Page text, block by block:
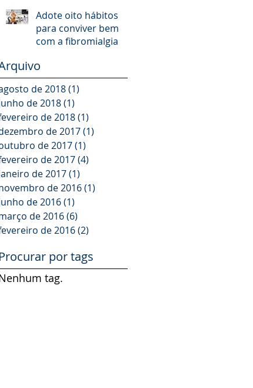
Adote oito hábitos
para conviver bem
com a fibromialgia
de 2018(1)
de 2018(1)
de 2018(1)
de 2017(1)
de 2017(1)
de 2017(4)
de 2017(1)
de 2016(1)
de 2016(1)
de 2016(6)
de 2016(2)
Procurar por tags
tag.